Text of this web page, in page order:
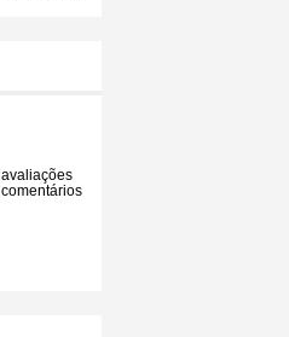
avaliações
comentários